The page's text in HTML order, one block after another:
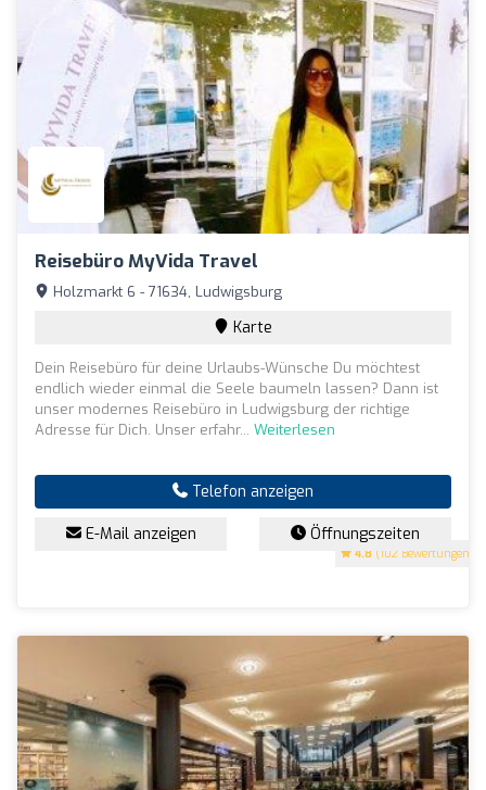
Reisebüro MyVida Travel
4.8 (102 Bewertungen)
Holzmarkt 6 - 71634, Ludwigsburg
Karte
Dein Reisebüro für deine Urlaubs-Wünsche Du möchtest
endlich wieder einmal die Seele baumeln lassen? Dann ist
unser modernes Reisebüro in Ludwigsburg der richtige
Adresse für Dich. Unser erfahr... Weiterlesen
Telefon anzeigen
E-Mail anzeigen Öffnungszeiten